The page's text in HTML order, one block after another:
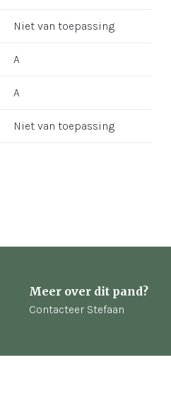
Niet van toepassing
A
A
Niet van toepassing
Meer over dit pand?
Contacteer Stefaan